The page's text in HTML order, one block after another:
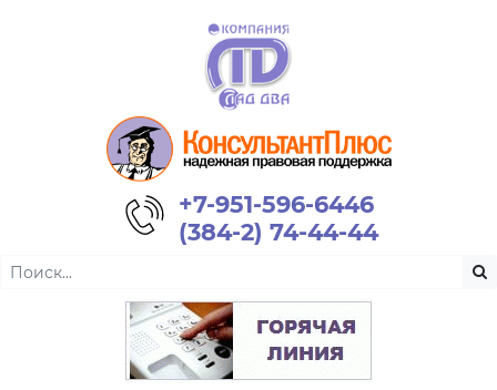
+7-951-596-6446
(384-2) 74-44-44